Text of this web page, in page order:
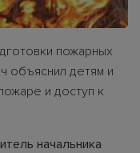
пожарных
объяснил детям и
и доступ к
начальника